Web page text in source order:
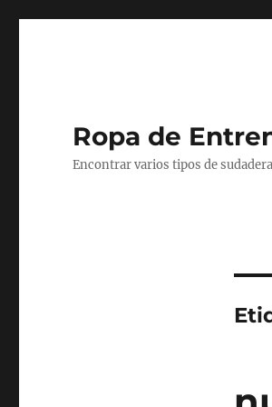
Ropa de
Encontrar varios tipos de